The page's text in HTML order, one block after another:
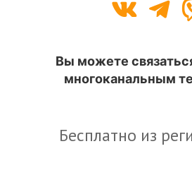
Вы можете
многоканальным
Бесплатно из